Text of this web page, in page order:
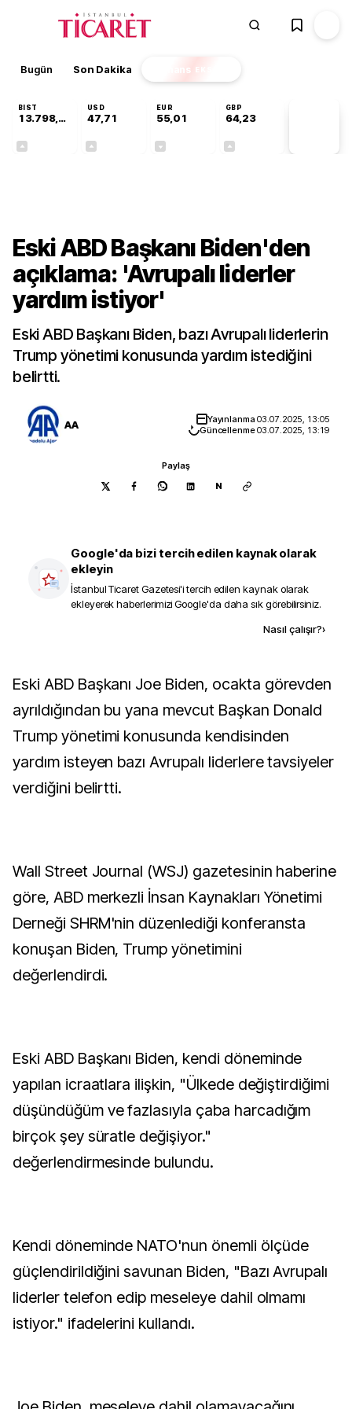
Bugün Son Dakika Finans EKSTRA
BIST
13.798,82
USD
47,71
EUR
55,01
GBP
64,23
Eski ABD Başkanı Biden'den
açıklama: 'Avrupalı liderler
yardım istiyor'
Eski ABD Başkanı Biden, bazı Avrupalı liderlerin
Trump yönetimi konusunda yardım istediğini
belirtti.
AA Yayınlanma03.07.2025, 13:05
Güncellenme03.07.2025, 13:19
Paylaş
N
Google'da bizi tercih edilen kaynak olarak
ekleyin
İstanbul Ticaret Gazetesi'i tercih edilen kaynak olarak
ekleyerek haberlerimizi Google'da daha sık görebilirsiniz.
Nasıl çalışır?›
Eski ABD Başkanı Joe Biden, ocakta görevden
ayrıldığından bu yana mevcut Başkan Donald
Trump yönetimi konusunda kendisinden
yardım isteyen bazı Avrupalı liderlere tavsiyeler
verdiğini belirtti.
Wall Street Journal (WSJ) gazetesinin haberine
göre, ABD merkezli İnsan Kaynakları Yönetimi
Derneği SHRM'nin düzenlediği konferansta
konuşan Biden, Trump yönetimini
değerlendirdi.
Eski ABD Başkanı Biden, kendi döneminde
yapılan icraatlara ilişkin, "Ülkede değiştirdiğimi
düşündüğüm ve fazlasıyla çaba harcadığım
birçok şey süratle değişiyor."
değerlendirmesinde bulundu.
Kendi döneminde NATO'nun önemli ölçüde
güçlendirildiğini savunan Biden, "Bazı Avrupalı
liderler telefon edip meseleye dahil olmamı
istiyor." ifadelerini kullandı.